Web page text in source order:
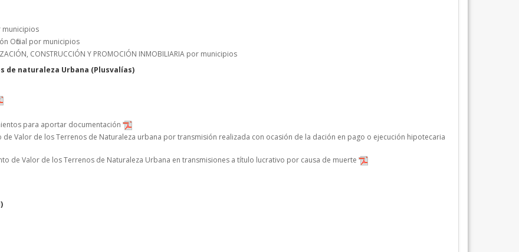
municipios
Oficial por municipios
CONSTRUCCIÓN Y PROMOCIÓN INMOBILIARIA por municipios
de naturaleza Urbana (Plusvalías)
para aportar documentación
de Valor de los Terrenos de Naturaleza urbana por transmisión realizada con ocasión de la dación en pago o ejecución hipotecaria
de Valor de los Terrenos de Naturaleza Urbana en transmisiones a título lucrativo por causa de muerte